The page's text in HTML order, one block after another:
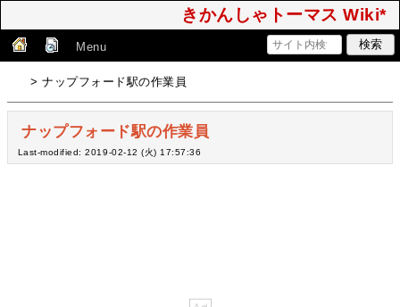
きかんしゃトーマス Wiki*
Menu
> ナップフォード駅の作業員
ナップフォード駅の作業員
Last-modified: 2019-02-12 (火) 17:57:36